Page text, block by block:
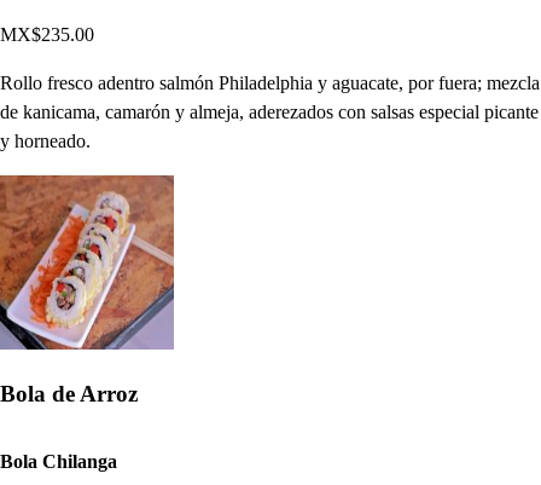
MX$235.00
Rollo fresco adentro salmón Philadelphia y aguacate, por fuera; mezcla
de kanicama, camarón y almeja, aderezados con salsas especial picante
y horneado.
Bola de Arroz
Bola Chilanga